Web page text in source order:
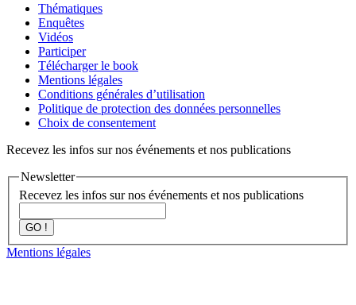
Thématiques
Enquêtes
Vidéos
Participer
Télécharger le book
Mentions légales
Conditions générales d’utilisation
Politique de protection des données personnelles
Choix de consentement
Recevez les infos sur nos événements et nos publications
Newsletter
Recevez les infos sur nos événements et nos publications
GO !
Mentions légales